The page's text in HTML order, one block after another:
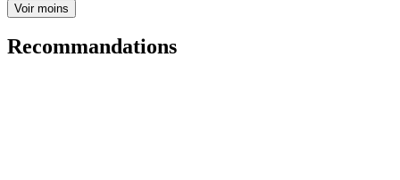
Voir moins
Recommandations